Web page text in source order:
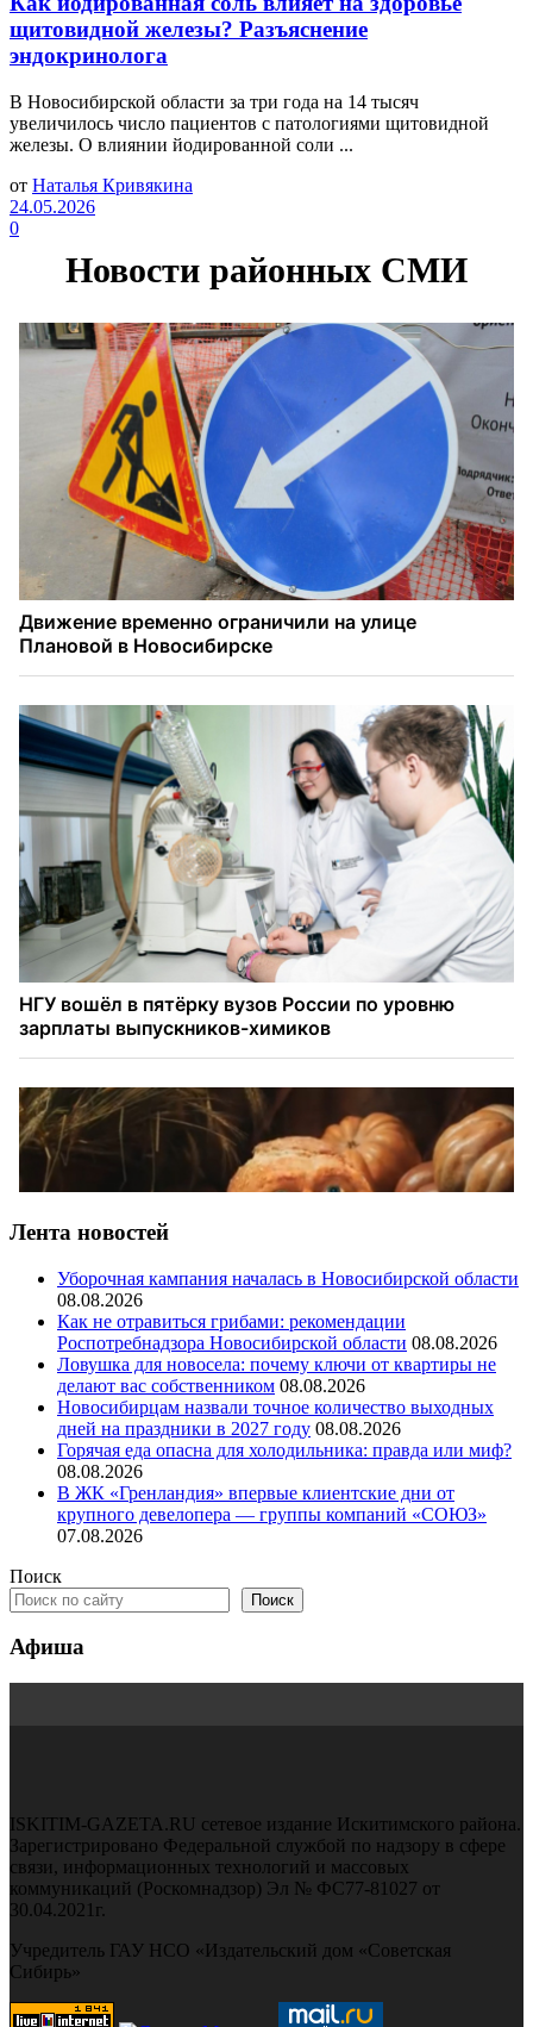
щитовидной железы? Разъяснение
эндокринолога
В Новосибирской области за три года на 14 тысяч
увеличилось число пациентов с патологиями щитовидной
железы. О влиянии йодированной соли ...
от Наталья Кривякина
24.05.2026
0
Лента новостей
Уборочная кампания началась в Новосибирской области
08.08.2026
Как не отравиться грибами: рекомендации
Роспотребнадзора Новосибирской области 08.08.2026
Ловушка для новосела: почему ключи от квартиры не
делают вас собственником 08.08.2026
Новосибирцам назвали точное количество выходных
дней на праздники в 2027 году 08.08.2026
Горячая еда опасна для холодильника: правда или миф?
08.08.2026
В ЖК «Гренландия» впервые клиентские дни от
крупного девелопера — группы компаний «СОЮЗ»
07.08.2026
Поиск
Поиск
Афиша
ISKITIM-GAZETA.RU сетевое издание Искитимского района.
Зарегистрировано Федеральной службой по надзору в сфере
связи, информационных технологий и массовых
коммуникаций (Роскомнадзор) Эл № ФС77-81027 от
30.04.2021г.
Учредитель ГАУ НСО «Издательский дом «Советская
Сибирь»